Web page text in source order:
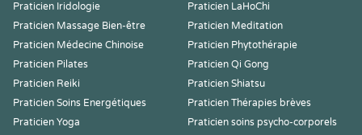
Praticien Iridologie
Praticien LaHoChi
Praticien Massage Bien-être
Praticien Meditation
Praticien Médecine Chinoise
Praticien Phytothérapie
Praticien Pilates
Praticien Qi Gong
Praticien Reiki
Praticien Shiatsu
Praticien Soins Energétiques
Praticien Thérapies brèves
Praticien Yoga
Praticien soins psycho-corporels